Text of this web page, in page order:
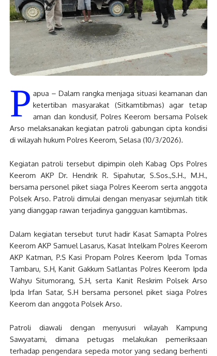
P apua – Dalam rangka menjaga situasi keamanan dan
ketertiban masyarakat (Sitkamtibmas) agar tetap
aman dan kondusif, Polres Keerom bersama Polsek
Arso melaksanakan kegiatan patroli gabungan cipta kondisi
di wilayah hukum Polres Keerom, Selasa (10/3/2026).
Kegiatan patroli tersebut dipimpin oleh Kabag Ops Polres
Keerom AKP Dr. Hendrik R. Sipahutar, S.Sos.,S.H., M.H.,
bersama personel piket siaga Polres Keerom serta anggota
Polsek Arso. Patroli dimulai dengan menyasar sejumlah titik
yang dianggap rawan terjadinya gangguan kamtibmas.
Dalam kegiatan tersebut turut hadir Kasat Samapta Polres
Keerom AKP Samuel Lasarus, Kasat Intelkam Polres Keerom
AKP Katman, P.S Kasi Propam Polres Keerom Ipda Tomas
Tambaru, S.H, Kanit Gakkum Satlantas Polres Keerom Ipda
Wahyu Situmorang, S.H, serta Kanit Reskrim Polsek Arso
Ipda Irfan Satar, S.H bersama personel piket siaga Polres
Keerom dan anggota Polsek Arso.
Patroli diawali dengan menyusuri wilayah Kampung
Sawyatami, dimana petugas melakukan pemeriksaan
terhadap pengendara sepeda motor yang sedang berhenti